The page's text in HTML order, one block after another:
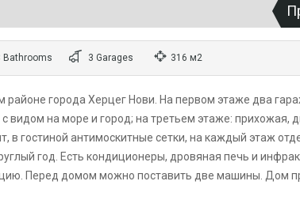
Bathrooms 3 Garages 316 м2
города Херцег Нови. На первом этаже два
видом на море и город; на третьем этаже:
в гостиной антимоскитные сетки, на каждый этаж
год. Есть кондиционеры, дровяная печь и
Перед домом можно поставить две машины. Дом